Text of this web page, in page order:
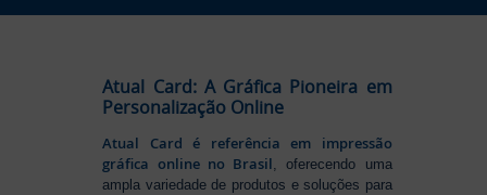
Atual Card: A Gráfica Pioneira em
Personalização Online
Atual Card é referência em impressão
gráfica online no Brasil, oferecendo uma
ampla variedade de produtos e soluções para